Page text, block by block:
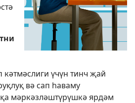
үчүн тинч җай
вә сап һаваму
мәркәзләштүрүшкә ярдәм